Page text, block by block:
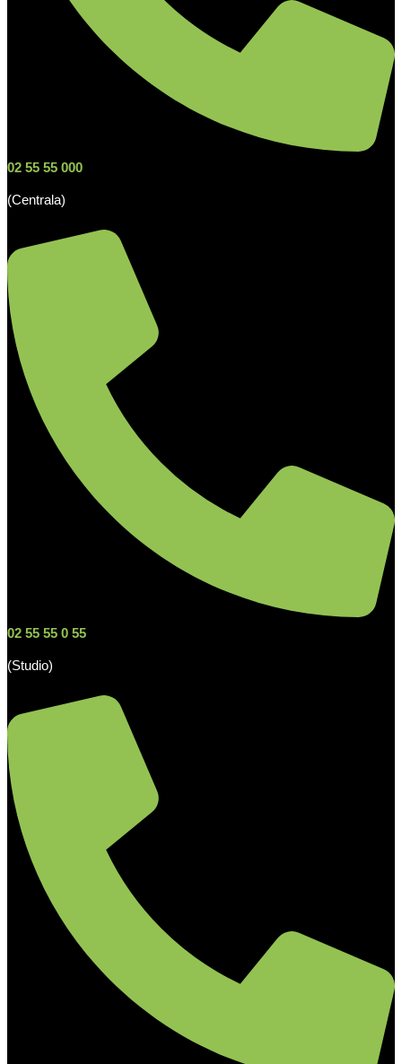
02 55 55 000
(Centrala)
02 55 55 0 55
(Studio)